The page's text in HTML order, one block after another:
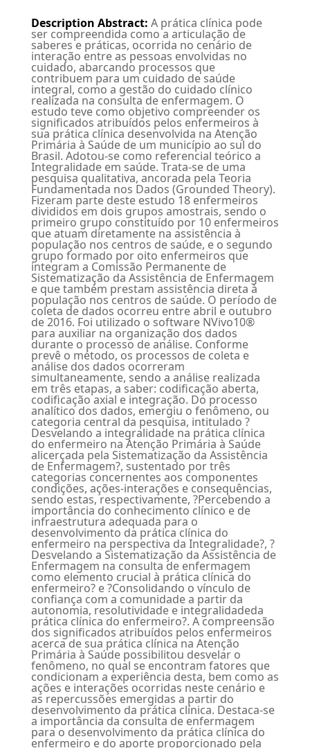
Description Abstract: A prática clínica pode
ser compreendida como a articulação de
saberes e práticas, ocorrida no cenário de
interação entre as pessoas envolvidas no
cuidado, abarcando processos que
contribuem para um cuidado de saúde
integral, como a gestão do cuidado clínico
realizada na consulta de enfermagem. O
estudo teve como objetivo compreender os
significados atribuídos pelos enfermeiros à
sua prática clínica desenvolvida na Atenção
Primária à Saúde de um município ao sul do
Brasil. Adotou-se como referencial teórico a
Integralidade em saúde. Trata-se de uma
pesquisa qualitativa, ancorada pela Teoria
Fundamentada nos Dados (Grounded Theory).
Fizeram parte deste estudo 18 enfermeiros
divididos em dois grupos amostrais, sendo o
primeiro grupo constituído por 10 enfermeiros
que atuam diretamente na assistência à
população nos centros de saúde, e o segundo
grupo formado por oito enfermeiros que
integram a Comissão Permanente de
Sistematização da Assistência de Enfermagem
e que também prestam assistência direta à
população nos centros de saúde. O período de
coleta de dados ocorreu entre abril e outubro
de 2016. Foi utilizado o software NVivo10®
para auxiliar na organização dos dados
durante o processo de análise. Conforme
prevê o método, os processos de coleta e
análise dos dados ocorreram
simultaneamente, sendo a análise realizada
em três etapas, a saber: codificação aberta,
codificação axial e integração. Do processo
analítico dos dados, emergiu o fenômeno, ou
categoria central da pesquisa, intitulado ?
Desvelando a integralidade na prática clínica
do enfermeiro na Atenção Primária à Saúde
alicerçada pela Sistematização da Assistência
de Enfermagem?, sustentado por três
categorias concernentes aos componentes
condições, ações-interações e consequências,
sendo estas, respectivamente, ?Percebendo a
importância do conhecimento clínico e de
infraestrutura adequada para o
desenvolvimento da prática clínica do
enfermeiro na perspectiva da Integralidade?, ?
Desvelando a Sistematização da Assistência de
Enfermagem na consulta de enfermagem
como elemento crucial à prática clínica do
enfermeiro? e ?Consolidando o vínculo de
confiança com a comunidade a partir da
autonomia, resolutividade e integralidadeda
prática clínica do enfermeiro?. A compreensão
dos significados atribuídos pelos enfermeiros
acerca de sua prática clínica na Atenção
Primária à Saúde possibilitou desvelar o
fenômeno, no qual se encontram fatores que
condicionam a experiência desta, bem como as
ações e interações ocorridas neste cenário e
as repercussões emergidas a partir do
desenvolvimento da prática clínica. Destaca-se
a importância da consulta de enfermagem
para o desenvolvimento da prática clínica do
enfermeiro e do aporte proporcionado pela